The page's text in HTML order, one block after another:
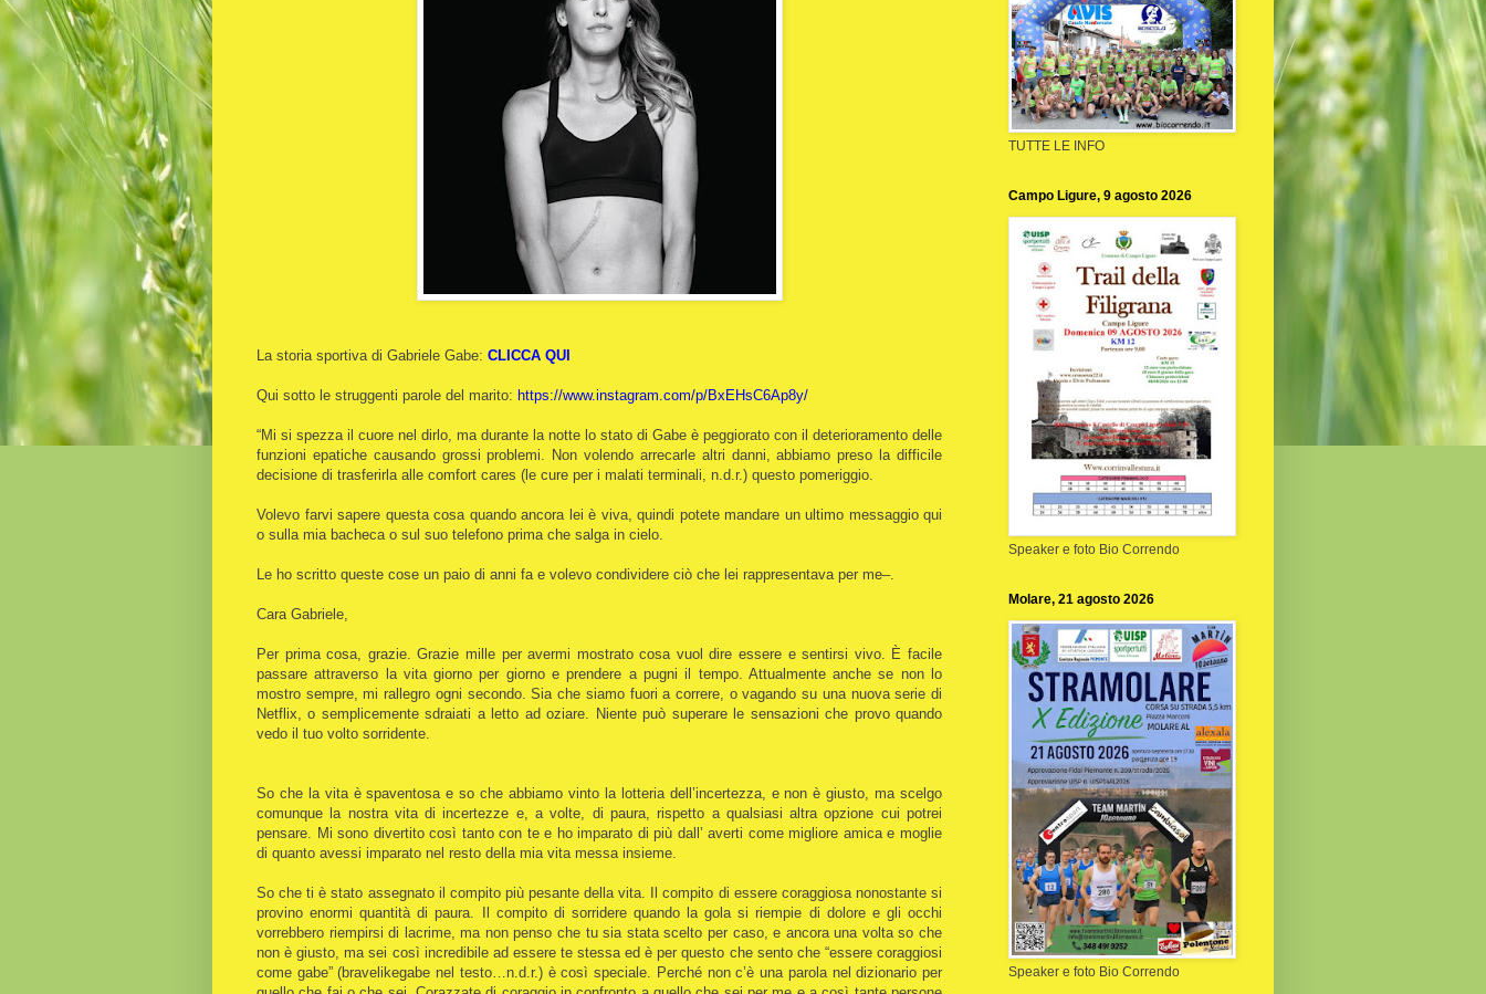
La storia sportiva di Gabriele Gabe: CLICCA QUI
Qui sotto le struggenti parole del marito: https://www.instagram.com/p/BxEHsC6Ap8y/
“Mi si spezza il cuore nel dirlo, ma durante la notte lo stato di Gabe è peggiorato con il deterioramento delle
funzioni epatiche causando grossi problemi. Non volendo arrecarle altri danni, abbiamo preso la difficile
decisione di trasferirla alle comfort cares (le cure per i malati terminali, n.d.r.) questo pomeriggio.
Volevo farvi sapere questa cosa quando ancora lei è viva, quindi potete mandare un ultimo messaggio qui
o sulla mia bacheca o sul suo telefono prima che salga in cielo.
Le ho scritto queste cose un paio di anni fa e volevo condividere ciò che lei rappresentava per me–.
Cara Gabriele,
Per prima cosa, grazie. Grazie mille per avermi mostrato cosa vuol dire essere e sentirsi vivo. È facile
passare attraverso la vita giorno per giorno e prendere a pugni il tempo. Attualmente anche se non lo
mostro sempre, mi rallegro ogni secondo. Sia che siamo fuori a correre, o vagando su una nuova serie di
Netflix, o semplicemente sdraiati a letto ad oziare. Niente può superare le sensazioni che provo quando
vedo il tuo volto sorridente.
So che la vita è spaventosa e so che abbiamo vinto la lotteria dell’incertezza, e non è giusto, ma scelgo
comunque la nostra vita di incertezze e, a volte, di paura, rispetto a qualsiasi altra opzione cui potrei
pensare. Mi sono divertito così tanto con te e ho imparato di più dall’ averti come migliore amica e moglie
di quanto avessi imparato nel resto della mia vita messa insieme.
So che ti è stato assegnato il compito più pesante della vita. Il compito di essere coraggiosa nonostante si
provino enormi quantità di paura. Il compito di sorridere quando la gola si riempie di dolore e gli occhi
vorrebbero riempirsi di lacrime, ma non penso che tu sia stata scelto per caso, e ancora una volta so che
non è giusto, ma sei così incredibile ad essere te stessa ed è per questo che sento che “essere coraggiosi
come gabe” (bravelikegabe nel testo…n.d.r.) è così speciale. Perché non c’è una parola nel dizionario per
TUTTE LE INFO
Campo Ligure, 9 agosto 2026
Speaker e foto Bio Correndo
Molare, 21 agosto 2026
Speaker e foto Bio Correndo